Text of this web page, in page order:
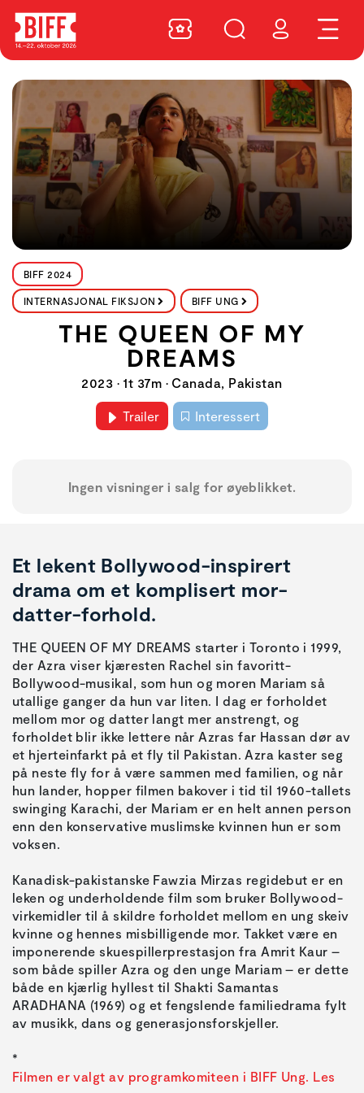
BIFF 2024
INTERNASJONAL FIKSJON BIFF UNG
THE QUEEN OF MY
DREAMS
2023 • 1t 37m • Canada, Pakistan
Trailer Interessert
Ingen visninger i salg for øyeblikket.
Et lekent Bollywood-inspirert
drama om et komplisert mor-
datter-forhold.
THE QUEEN OF MY DREAMS starter i Toronto i 1999,
der Azra viser kjæresten Rachel sin favoritt-
Bollywood-musikal, som hun og moren Mariam så
utallige ganger da hun var liten. I dag er forholdet
mellom mor og datter langt mer anstrengt, og
forholdet blir ikke lettere når Azras far Hassan dør av
et hjerteinfarkt på et fly til Pakistan. Azra kaster seg
på neste fly for å være sammen med familien, og når
hun lander, hopper filmen bakover i tid til 1960-tallets
swinging Karachi, der Mariam er en helt annen person
enn den konservative muslimske kvinnen hun er som
voksen.
Kanadisk-pakistanske Fawzia Mirzas regidebut er en
leken og underholdende film som bruker Bollywood-
virkemidler til å skildre forholdet mellom en ung skeiv
kvinne og hennes misbilligende mor. Takket være en
imponerende skuespillerprestasjon fra Amrit Kaur –
som både spiller Azra og den unge Mariam – er dette
både en kjærlig hyllest til Shakti Samantas
ARADHANA (1969) og et fengslende familiedrama fylt
av musikk, dans og generasjonsforskjeller.
Filmen er valgt av programkomiteen i BIFF Ung. Les